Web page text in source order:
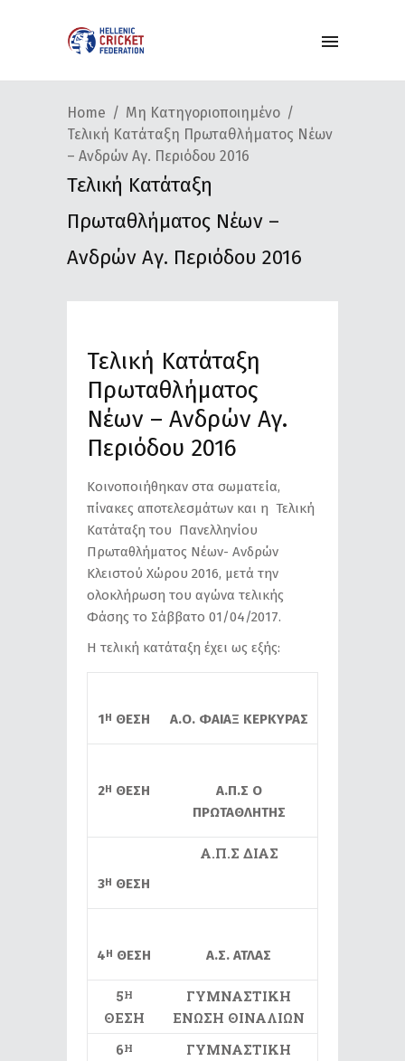
Home
Μη Κατηγοριοποιημένο
Τελική Κατάταξη Πρωταθλήματος Νέων
– Ανδρών Αγ. Περιόδου 2016
Τελική Κατάταξη
Πρωταθλήματος Νέων –
Ανδρών Αγ. Περιόδου 2016
Τελική Κατάταξη
Πρωταθλήματος
Νέων – Ανδρών Αγ.
Περιόδου 2016
Κοινοποιήθηκαν στα σωματεία,
πίνακες αποτελεσμάτων και η Τελική
Κατάταξη του Πανελληνίου
Πρωταθλήματος Νέων- Ανδρών
Κλειστού Χώρου 2016, μετά την
ολοκλήρωση του αγώνα τελικής
Φάσης το Σάββατο 01/04/2017.
Η τελική κατάταξη έχει ως εξής:
1Η ΘΕΣΗ Α.Ο. ΦΑΙΑΞ ΚΕΡΚΥΡΑΣ
2Η ΘΕΣΗ
Α.Π.Σ Ο
ΠΡΩΤΑΘΛΗΤΗΣ
3Η ΘΕΣΗ
Α.Π.Σ ΔΙΑΣ
4Η ΘΕΣΗ Α.Σ. ΑΤΛΑΣ
5Η
ΘΕΣΗ
ΓΥΜΝΑΣΤΙΚΗ
ΕΝΩΣΗ ΘΙΝΑΛΙΩΝ
6Η
ΓΥΜΝΑΣΤΙΚΗ